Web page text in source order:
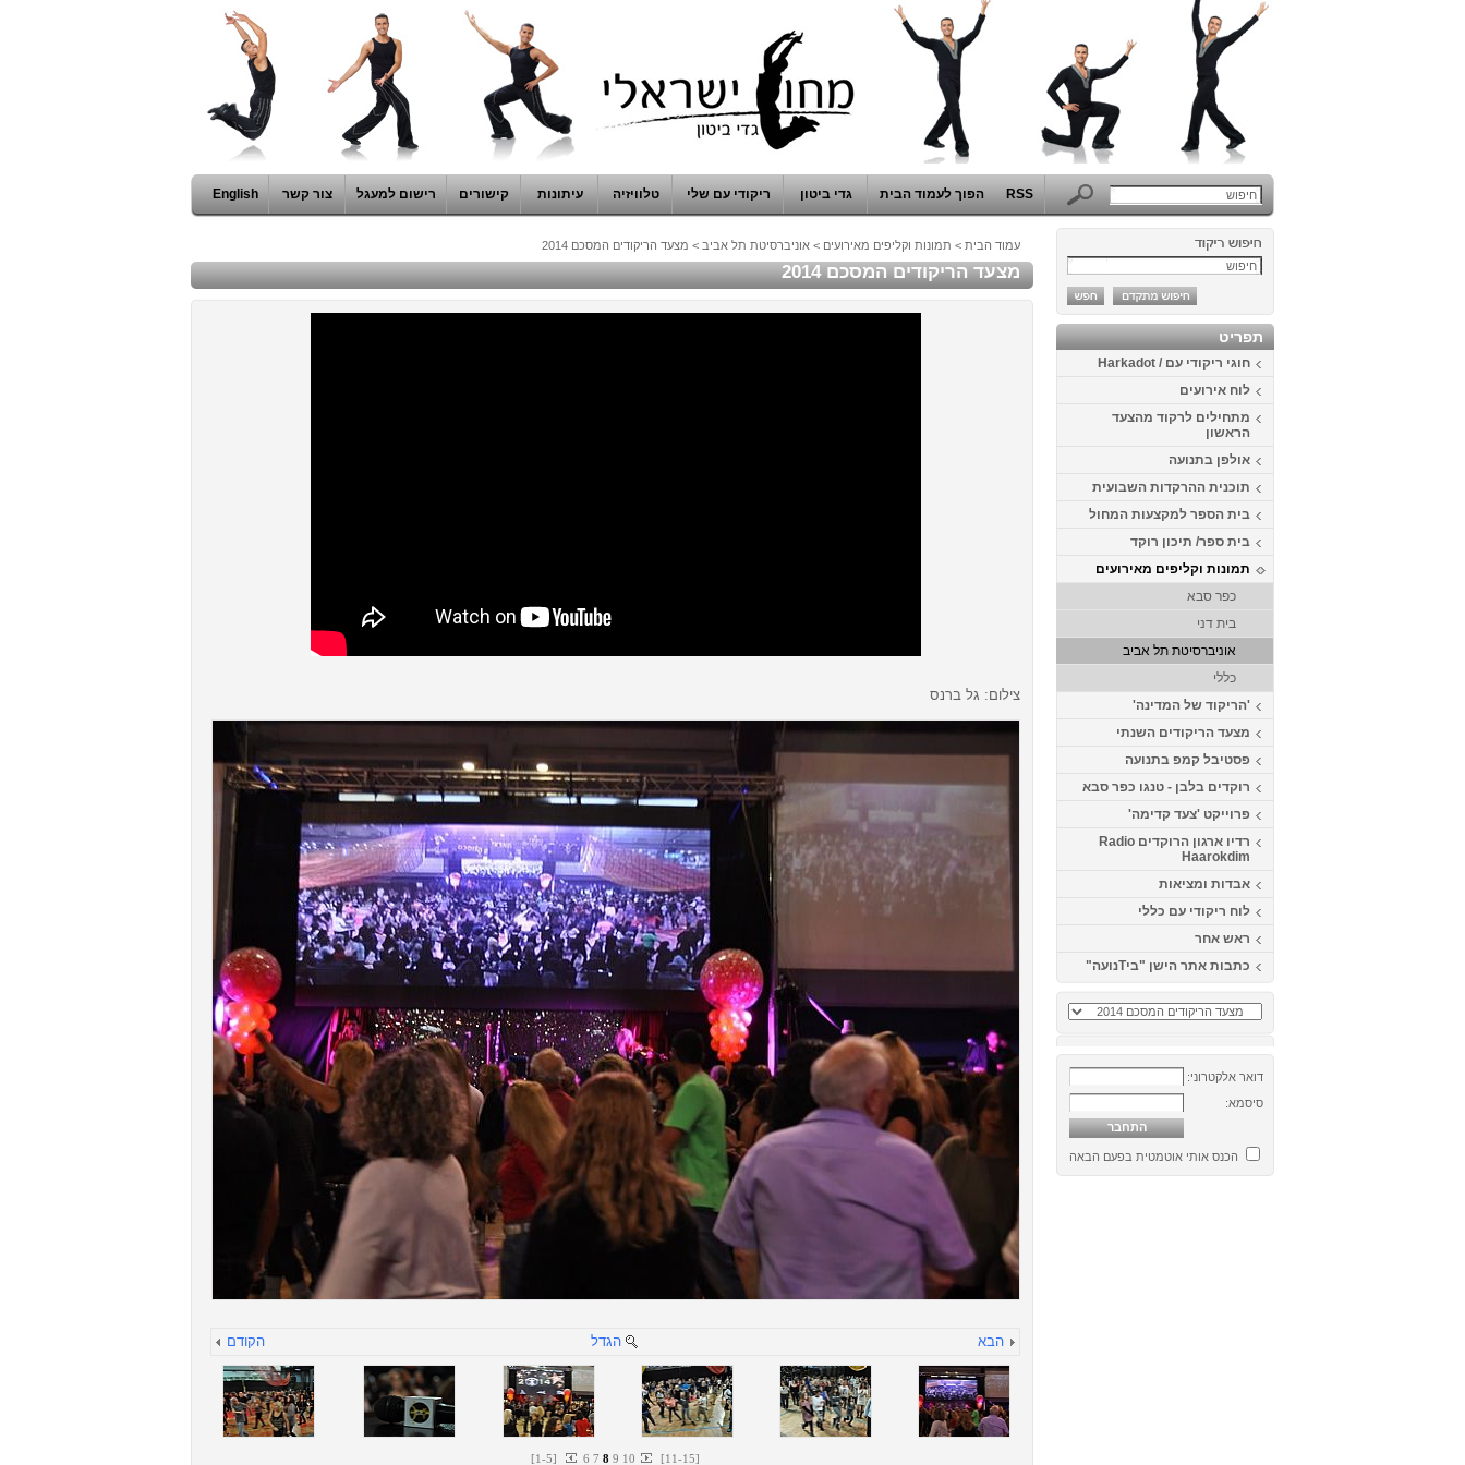
RSS הפוך לעמוד הבית גדי ביטון ריקודי עם שלי טלוויזיה עיתונות קישורים רישום למעגל צור קשר English
תפריט
חוגי ריקודי עם / Harkadot
לוח אירועים
מתחילים לרקוד מהצעד
הראשון
אולפן בתנועה
תוכנית ההרקדות השבועית
בית הספר למקצעות המחול
בית ספר/ תיכון רוקד
תמונות וקליפים מאירועים
כפר סבא
בית דני
אוניברסיטת תל אביב
כללי
'הריקוד של המדינה'
מצעד הריקודים השנתי
פסטיבל קמפ בתנועה
רוקדים בלבן - טנגו כפר סבא
פרוייקט 'צעד קדימה'
רדיו ארגון הרוקדים Radio
Haarokdim
אבדות ומציאות
לוח ריקודי עם כללי
ראש אחר
כתבות אתר הישן "ביTנועה"
דואר אלקטרוני:
סיסמא:
הכנס אותי אוטמטית בפעם הבאה
עמוד הבית > תמונות וקליפים מאירועים > אוניברסיטת תל אביב > מצעד הריקודים המסכם 2014
מצעד הריקודים המסכם 2014
צילום: גל ברנס
הקודם הגדל הבא
[1-5] 6 7 8 9 10 [11-15]